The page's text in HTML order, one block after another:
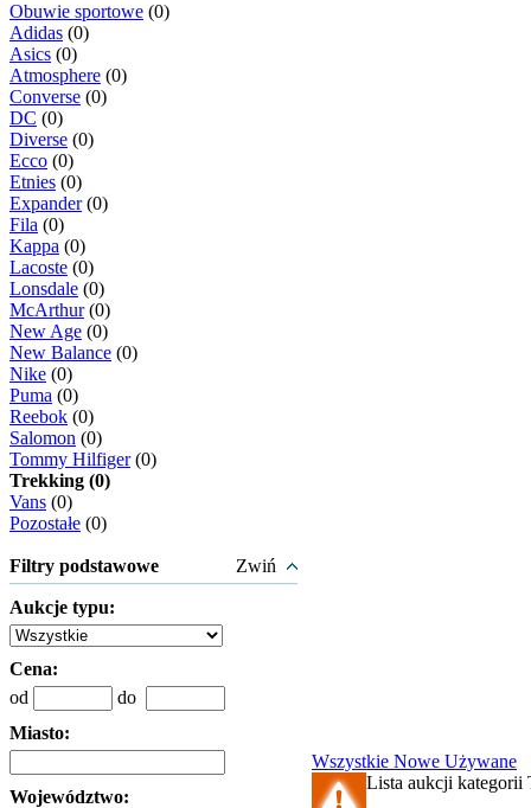
Obuwie sportowe (0)
Adidas (0)
Asics (0)
Atmosphere (0)
Converse (0)
DC (0)
Diverse (0)
Ecco (0)
Etnies (0)
Expander(0)
Fila (0)
Kappa (0)
Lacoste (0)
Lonsdale (0)
McArthur(0)
New Age (0)
New Balance (0)
Nike (0)
Puma (0)
Reebok (0)
Salomon (0)
Tommy Hilfiger(0)
Trekking (0)
Vans (0)
Pozostałe (0)
Filtry podstawowe Zwiń
Aukcje typu:
Cena:
od
do
Miasto:
Województwo:
Wszystkie Nowe Używane
Lista aukcji kategorii